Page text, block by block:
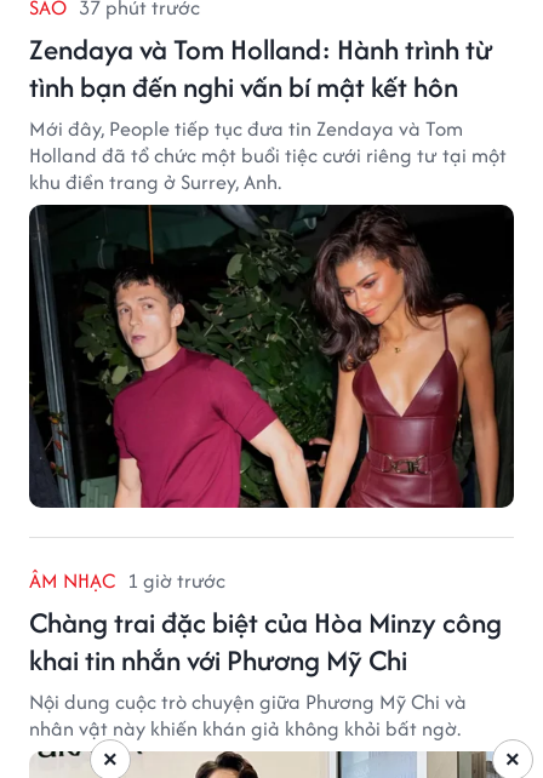
SAO 37 phút trước
Zendaya và Tom Holland: Hành trình từ
tình bạn đến nghi vấn bí mật kết hôn
Mới đây, People tiếp tục đưa tin Zendaya và Tom
Holland đã tổ chức một buổi tiệc cưới riêng tư tại một
khu điền trang ở Surrey, Anh.
ÂM NHẠC 1 giờ trước
Chàng trai đặc biệt của Hòa Minzy công
khai tin nhắn với Phương Mỹ Chi
Nội dung cuộc trò chuyện giữa Phương Mỹ Chi và
nhân vật này khiến khán giả không khỏi bất ngờ.
×
×